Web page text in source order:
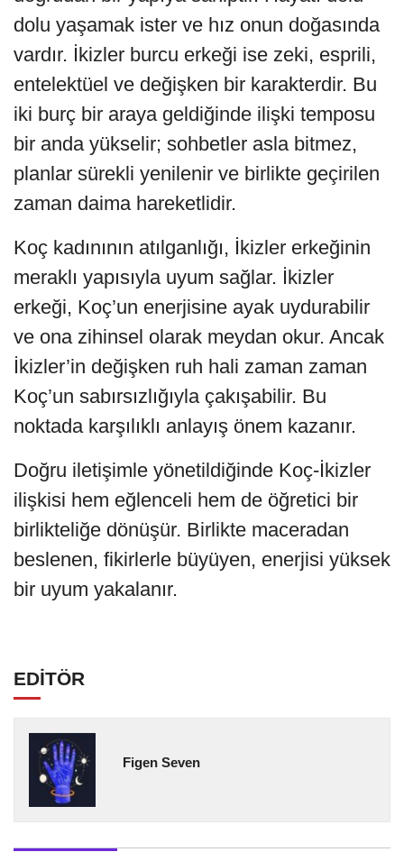
dolu yaşamak ister ve hız onun doğasında
vardır. İkizler burcu erkeği ise zeki, esprili,
entelektüel ve değişken bir karakterdir. Bu
iki burç bir araya geldiğinde ilişki temposu
bir anda yükselir; sohbetler asla bitmez,
planlar sürekli yenilenir ve birlikte geçirilen
zaman daima hareketlidir.
Koç kadınının atılganlığı, İkizler erkeğinin
meraklı yapısıyla uyum sağlar. İkizler
erkeği, Koç’un enerjisine ayak uydurabilir
ve ona zihinsel olarak meydan okur. Ancak
İkizler’in değişken ruh hali zaman zaman
Koç’un sabırsızlığıyla çakışabilir. Bu
noktada karşılıklı anlayış önem kazanır.
Doğru iletişimle yönetildiğinde Koç-İkizler
ilişkisi hem eğlenceli hem de öğretici bir
birlikteliğe dönüşür. Birlikte maceradan
beslenen, fikirlerle büyüyen, enerjisi yüksek
bir uyum yakalanır.
EDİTÖR
Figen Seven